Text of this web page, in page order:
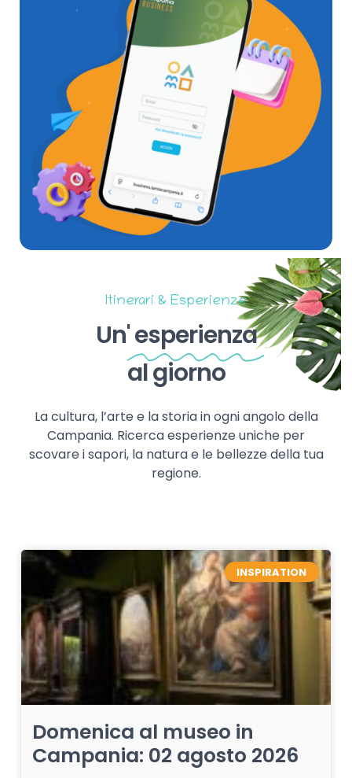
Itinerari & Esperienze
Un'esperienza
al giorno
La cultura, l’arte e la storia in ogni angolo della
Campania. Ricerca esperienze uniche per
scovare i sapori, la natura e le bellezze della tua
regione.
INSPIRATION
Domenica al museo in
Campania: 02 agosto 2026